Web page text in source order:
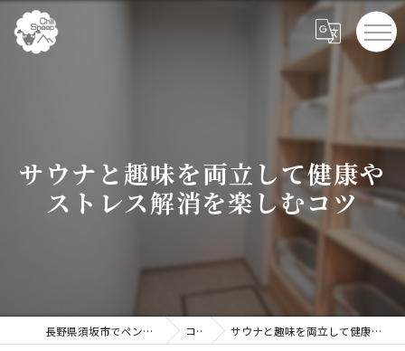
サウナと趣味を両立して健康や
ストレス解消を楽しむコツ
長野県須坂市でペンションならChillSheep コラム サウナと趣味を両立して健康やストレス解消を楽しむコツ